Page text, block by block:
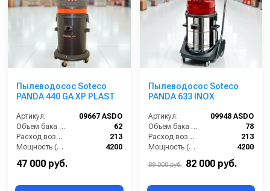
Пылеводосос Soteco
PANDA 440 GA XP PLAST
Артикул:
09667 ASDO
Объем бака (л):
62
Расход воздуха (л/сек):
213
Мощность (Вт):
4200
Напряжение (В):
47 000 руб.
Пылеводосос Soteco
PANDA 633 INOX
Артикул:
09948 ASDO
Объем бака (л):
78
Расход воздуха (л/сек):
213
Мощность (Вт):
4200
89 000 руб. 82 000 руб.